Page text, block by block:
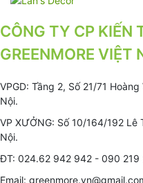
CÔNG TY CP KIẾN
GREENMORE VIỆT
VPGD: Tầng 2, Số 21/71
Nội.
VP XƯỞNG: Số 10/164/192 Lê
Nội.
ĐT: 024.62 942 942 - 090 219
Email: